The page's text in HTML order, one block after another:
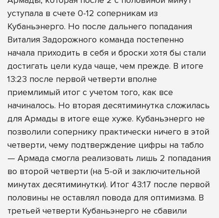
уступала в счете 0-12 соперникам из
Кубаньэнерго. Но после дальнего попадания
Виталия Задорожного команда постепенно
начала приходить в себя и броски хотя бы стали
достигать цели куда чаще, чем прежде. В итоге
13:23 после первой четверти вполне
приемлимый итог с учетом того, как все
начиналось. Но вторая десятиминутка сложилась
для Армады в итоге еще хуже. Кубаньэнерго не
позволили сопернику практически ничего в этой
четверти, чему подтверждение цифры на табло
— Армада смогла реализовать лишь 2 попадания
во второй четверти (на 5-ой и заключительной
минутах десятиминутки). Итог 43:17 после первой
половины не оставлял повода для оптимизма. В
третьей четверти Кубаньэнерго не сбавили